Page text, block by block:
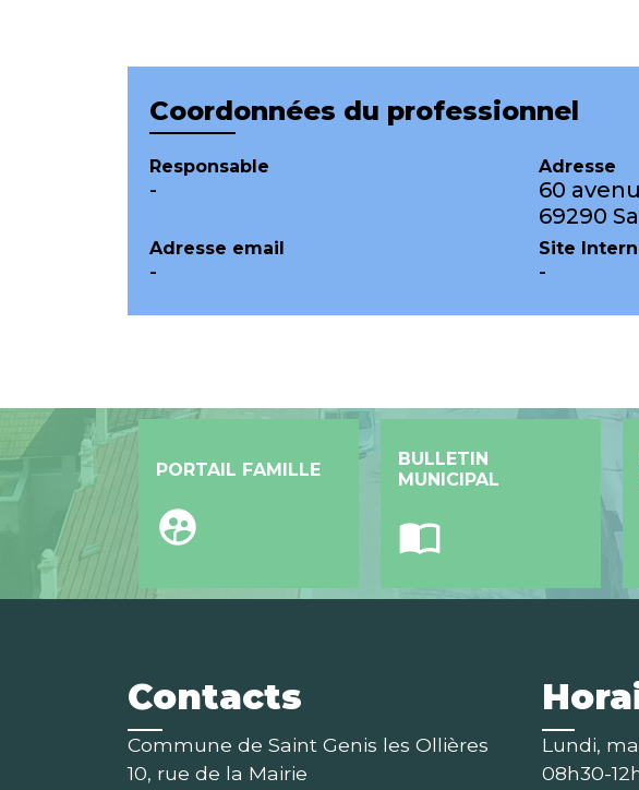
Coordonnées du professionnel
Responsable
-
Adresse
60
69290
Adresse email
-
Site
-
PORTAIL FAMILLE
supervised_user_circle
BULLETIN
MUNICIPAL
import_contacts
Contacts
Commune de Saint Genis les Ollières
10, rue de la Mairie
Lundi,
08h30-